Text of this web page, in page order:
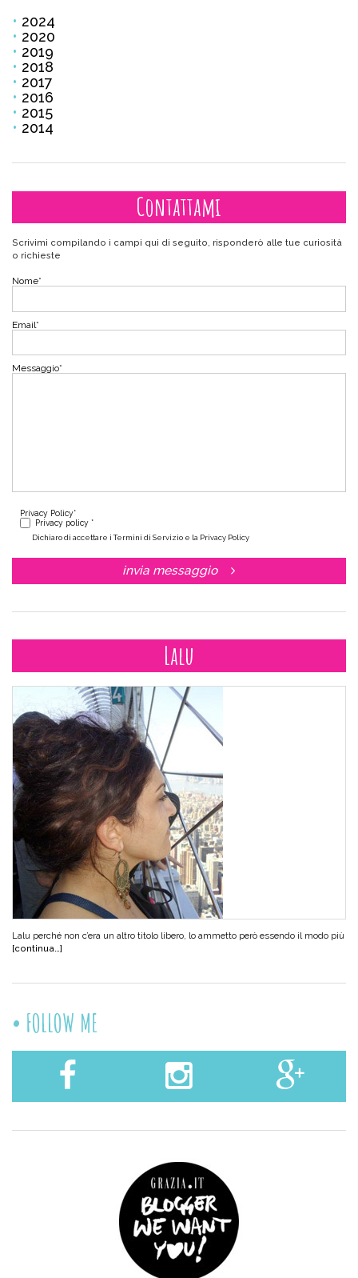
2024
2020
2019
2018
2017
2016
2015
2014
Contattami
Scrivimi compilando i campi qui di seguito, risponderò alle tue curiosità
o richieste
Nome*
Email*
Messaggio*
Privacy Policy*
Privacy policy *
Dichiaro di accettare i Termini di Servizio e la Privacy Policy
invia messaggio
Lalu
Lalu perché non c’era un altro titolo libero, lo ammetto però essendo il modo più
[continua…]
FOLLOW ME